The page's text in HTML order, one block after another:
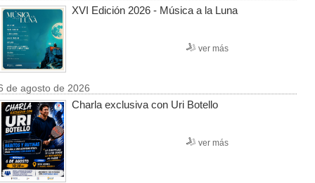
XVI Edición 2026 - Música a la Luna
ver más
de agosto de 2026
Charla exclusiva con Uri Botello
ver más